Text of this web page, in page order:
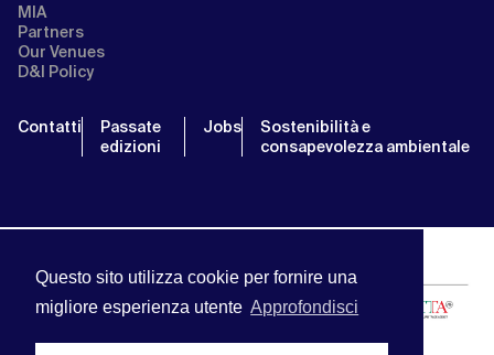
Questo sito utilizza cookie per fornire una
migliore esperienza utente Approfondisci
MIA
Partners
Our Venues
D&I Policy
Contatti
Passate
edizioni
Jobs
Sostenibilità e
consapevolezza ambientale